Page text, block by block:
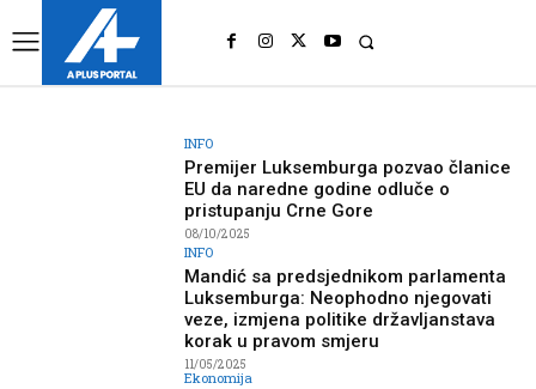
INFO
Premijer Luksemburga pozvao članice
EU da naredne godine odluče o
pristupanju Crne Gore
08/10/2025
INFO
Mandić sa predsjednikom parlamenta
Luksemburga: Neophodno njegovati
veze, izmjena politike državljanstava
korak u pravom smjeru
11/05/2025
Ekonomija